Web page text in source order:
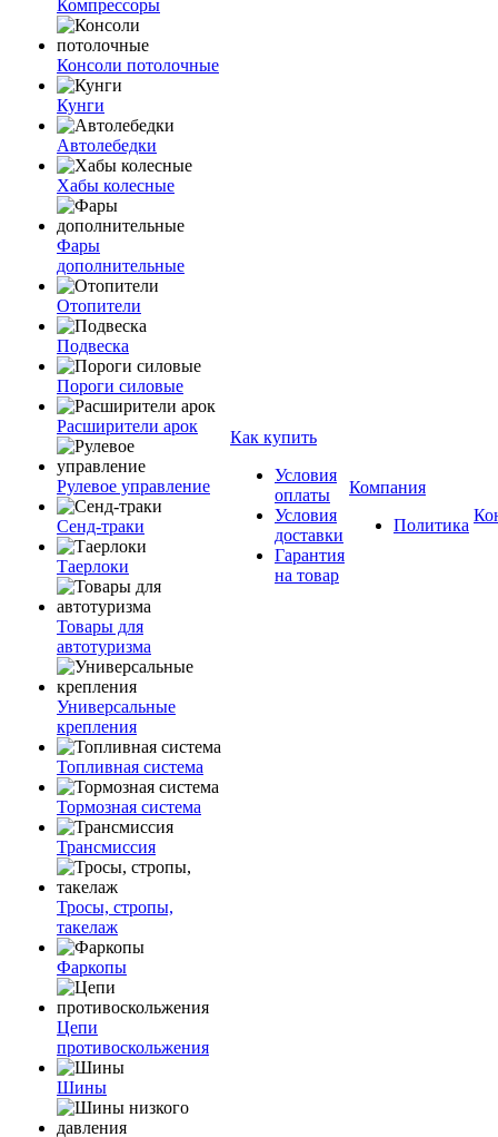
Компрессоры
Консоли потолочные
Кунги
Автолебедки
Хабы колесные
Фары
дополнительные
Отопители
Подвеска
Пороги силовые
Расширители арок
Рулевое управление
Сенд-траки
Таерлоки
Товары для
автотуризма
Универсальные
крепления
Топливная система
Тормозная система
Трансмиссия
Тросы, стропы,
такелаж
Фаркопы
Цепи
противоскольжения
Шины
Как купить
Условия
оплаты
Условия
доставки
Гарантия
на товар
Компания
Политика